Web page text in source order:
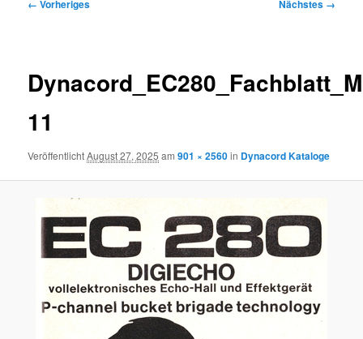
← Vorheriges Nächstes →
11
VeröffentlichtAugust 27, 2025 am901 × 2560in Dynacord Kataloge